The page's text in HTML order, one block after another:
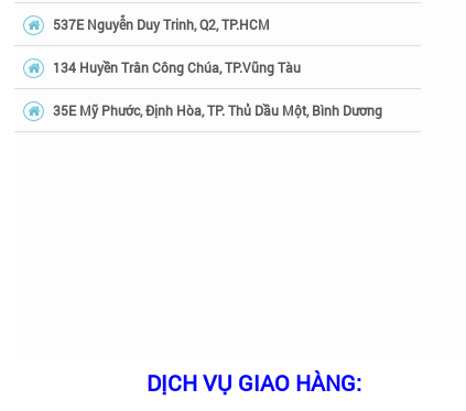
537E Nguyễn Duy Trinh, Q2, TP.HCM
134 Huyền Trân Công Chúa, TP.Vũng Tàu
35E Mỹ Phước, Định Hòa, TP. Thủ Dầu Một, Bình Dương
DỊCH VỤ GIAO HÀNG: